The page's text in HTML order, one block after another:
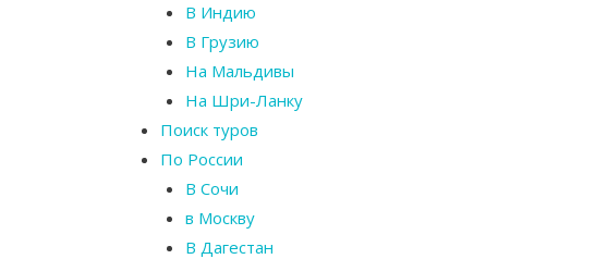
В Индию
В Грузию
На Мальдивы
На Шри-Ланку
Поиск туров
По России
В Сочи
в Москву
В Дагестан